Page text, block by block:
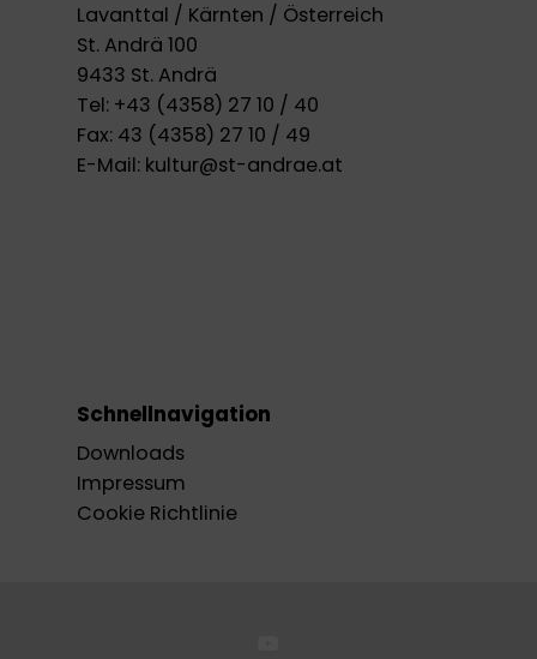
Lavanttal / Kärnten / Österreich
St. Andrä 100
9433 St. Andrä
Tel: +43 (4358) 27 10 / 40
Fax: 43 (4358) 27 10 / 49
E-Mail: kultur@st-andrae.at
Schnellnavigation
Downloads
Impressum
Cookie Richtlinie